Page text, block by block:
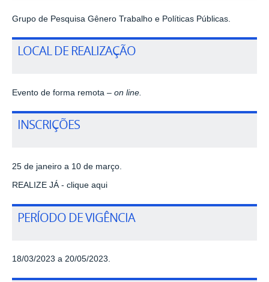
Grupo de Pesquisa Gênero Trabalho e Políticas Públicas.
LOCAL DE REALIZAÇÃO
Evento de forma remota – on line.
INSCRIÇÕES
25 de janeiro a 10 de março.
REALIZE JÁ - clique aqui
PERÍODO DE VIGÊNCIA
18/03/2023 a 20/05/2023.